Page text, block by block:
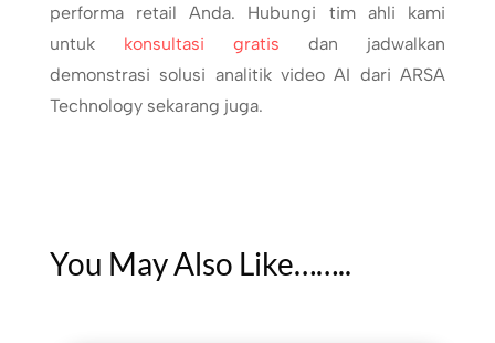
performa retail Anda. Hubungi tim ahli kami
untuk konsultasi gratis dan jadwalkan
demonstrasi solusi analitik video AI dari ARSA
Technology sekarang juga.
You May Also Like……..